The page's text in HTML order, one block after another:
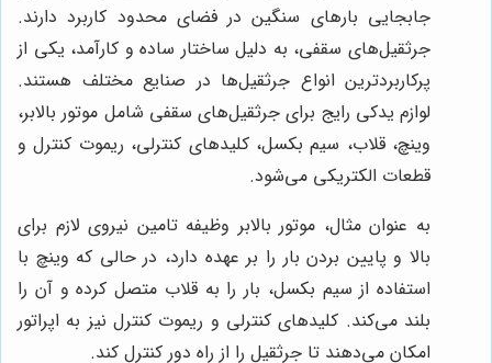
جابجایی بارهای سنگین در فضای محدود کاربرد دارند.
جرثقیل‌های سقفی، به دلیل ساختار ساده و کارآمد، یکی از
پرکاربردترین انواع جرثقیل‌ها در صنایع مختلف هستند.
لوازم یدکی رایج برای جرثقیل‌های سقفی شامل موتور بالابر،
وینچ، قلاب، سیم بکسل، کلیدهای کنترلی، ریموت کنترل و
قطعات الکتریکی می‌شود.
به عنوان مثال، موتور بالابر وظیفه تامین نیروی لازم برای
بالا و پایین بردن بار را بر عهده دارد، در حالی که وینچ با
استفاده از سیم بکسل، بار را به قلاب متصل کرده و آن را
بلند می‌کند. کلیدهای کنترلی و ریموت کنترل نیز به اپراتور
امکان می‌دهند تا جرثقیل را از راه دور کنترل کند.